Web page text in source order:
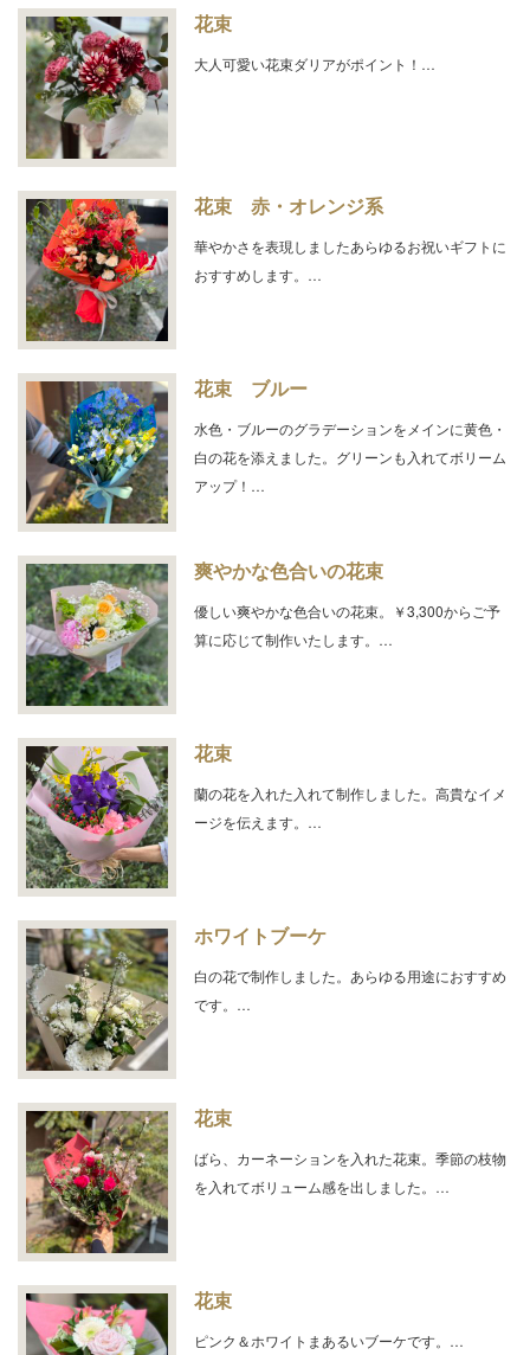
花束
大人可愛い花束ダリアがポイント！…
花束 赤・オレンジ系
華やかさを表現しましたあらゆるお祝いギフトに
おすすめします。…
花束 ブルー
水色・ブルーのグラデーションをメインに黄色・
白の花を添えました。グリーンも入れてボリーム
アップ！…
爽やかな色合いの花束
優しい爽やかな色合いの花束。￥3,300からご予
算に応じて制作いたします。…
花束
蘭の花を入れた入れて制作しました。高貴なイメ
ージを伝えます。…
ホワイトブーケ
白の花で制作しました。あらゆる用途におすすめ
です。…
花束
ばら、カーネーションを入れた花束。季節の枝物
を入れてボリューム感を出しました。…
花束
ピンク＆ホワイトまあるいブーケです。…